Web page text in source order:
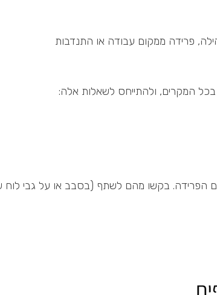
פרידה ממקום עבודה או התנדבות
המקרים, ולהתייחס לשאלות אלה:
הפרידה. בקשו מהם לשתף (בסבב או על גבי